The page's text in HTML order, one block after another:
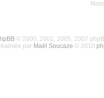
© 2000, 2002, 2005, 2007
par Maël Soucaze © 2010